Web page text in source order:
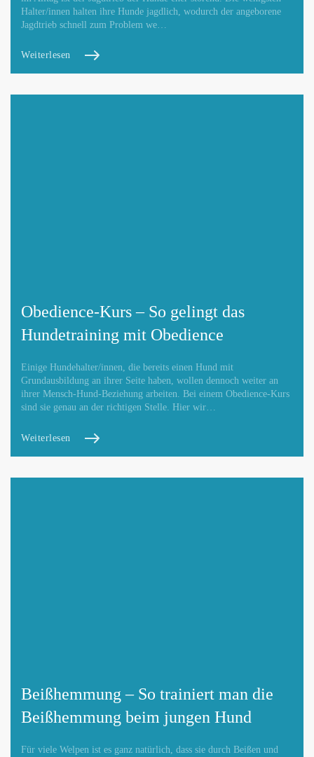
Halter/innen halten ihre Hunde jagdlich, wodurch der angeborene
Jagdtrieb schnell zum Problem we…
Weiterlesen
Obedience-Kurs – So gelingt das
Hundetraining mit Obedience
Einige Hundehalter/innen, die bereits einen Hund mit
Grundausbildung an ihrer Seite haben, wollen dennoch weiter an
ihrer Mensch-Hund-Beziehung arbeiten. Bei einem Obedience-Kurs
sind sie genau an der richtigen Stelle. Hier wir…
Weiterlesen
Beißhemmung – So trainiert man die
Beißhemmung beim jungen Hund
Für viele Welpen ist es ganz natürlich, dass sie durch Beißen und